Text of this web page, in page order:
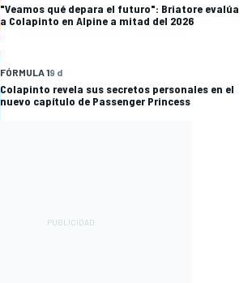
"Veamos qué depara el futuro": Briatore evalúa
a Colapinto en Alpine a mitad del 2026
FÓRMULA 19 d
Colapinto revela sus secretos personales en el
nuevo capítulo de Passenger Princess